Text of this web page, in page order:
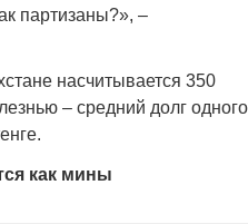
партизаны?», –
насчитывается 350
– средний долг одного
как мины